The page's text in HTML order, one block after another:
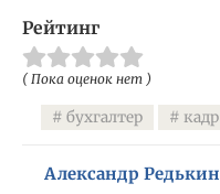
Рейтинг
( Пока оценок нет )
бухгалтер кадр
Александр Редькин